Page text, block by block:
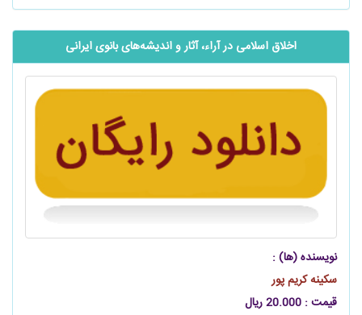
اخلاق اسلامی در آراء، آثار و اندیشه‌های بانوی ایرانی
نویسنده (ها) :
سکینه کریم پور
قیمت : 20.000 ریال